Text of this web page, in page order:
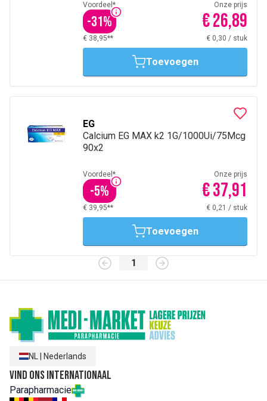
Voordeel*
-31%
Onze prijs
€ 26,89
€ 38,95** € 0,30 / stuk
Toevoegen
EG
Calcium EG MAX k2 1G/1000Ui/75Mcg
90x2
Voordeel*
-5%
Onze prijs
€ 37,91
€ 39,95** € 0,21 / stuk
Toevoegen
1
NL Nederlands
Vind ons internationaal
Parapharmacie